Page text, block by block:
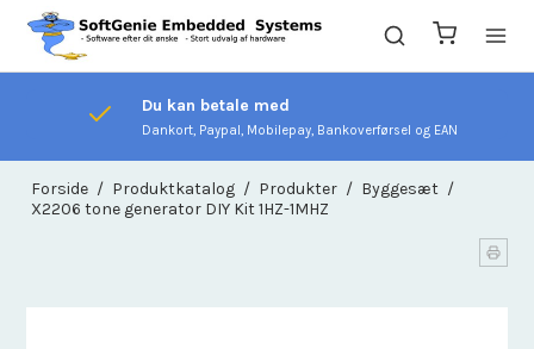
Du kan betale med
Dankort, Paypal, Mobilepay, Bankoverførsel og EAN
Forside / Produktkatalog / Produkter / Byggesæt /
X2206 tone generator DIY Kit 1HZ-1MHZ